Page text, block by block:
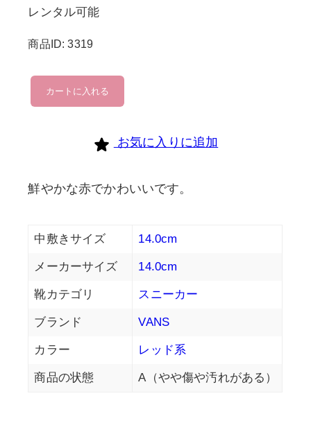
レンタル可能
商品ID: 3319
vans
個
カートに入れる
お気に入りに追加
鮮やかな赤でかわいいです。
中敷きサイズ 14.0cm
メーカーサイズ 14.0cm
靴カテゴリ スニーカー
ブランド VANS
カラー レッド系
商品の状態 A（やや傷や汚れがある）